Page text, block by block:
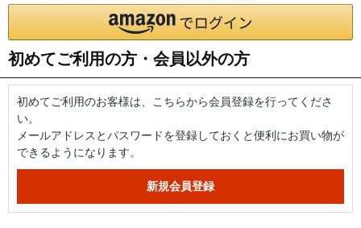
初めてご利用の方・会員以外の方
初めてご利用のお客様は、こちらから会員登録を行ってくださ
い。
メールアドレスとパスワードを登録しておくと便利にお買い物が
できるようになります。